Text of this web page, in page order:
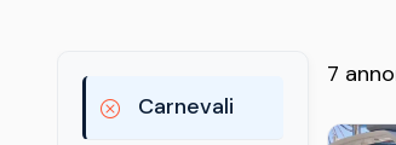
Carnevali
7